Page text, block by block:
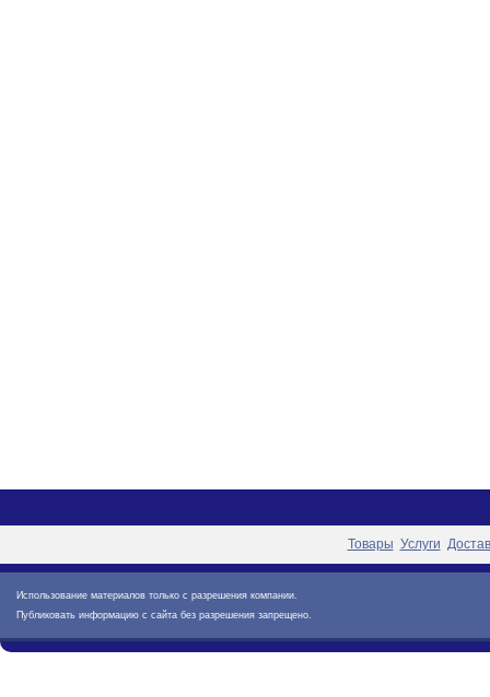
Товары Услуги
Использование материалов только с разрешения компании.
Публиковать информацию с сайта без разрешения запрещено.